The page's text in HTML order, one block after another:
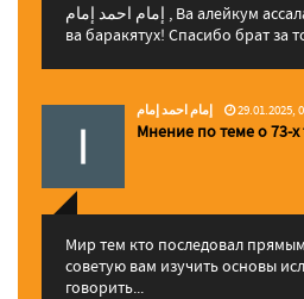
إمام احمد إمام , Ва алейкум ассалам ва рахматуЛлахи
ва баракятух! Спасибо брат за
إمام احمد إمام 29.01.2025,
Мнение по теме о 73-х
Мир тем кто последовал
советую вам изучить основы
говорить...